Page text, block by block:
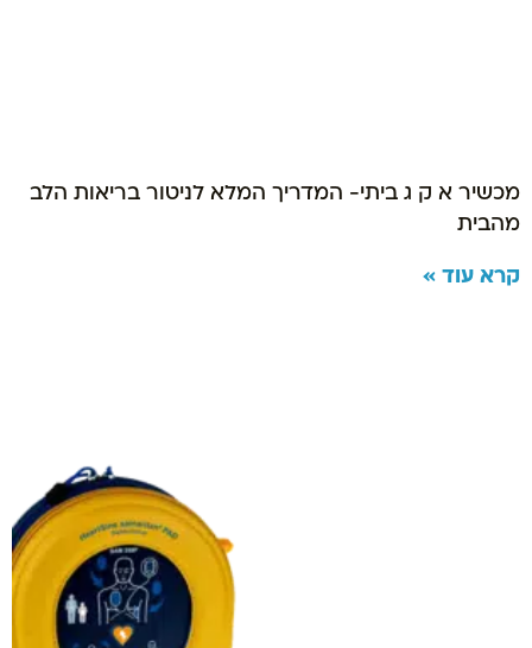
מכשיר א ק ג ביתי- המדריך המלא לניטור בריאות הלב
מהבית
קרא עוד »